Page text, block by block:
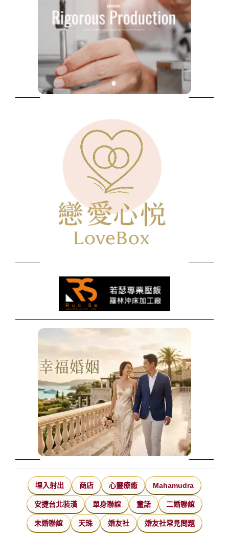
埋入射出 商店 心靈療癒 Mahamudra
安捷台北裝潢 單身聯誼 童話 二婚聯誼
未婚聯誼 天珠 婚友社 婚友社常見問題